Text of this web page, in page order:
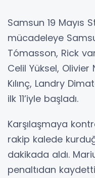
Samsun 19 Mayıs
mücadeleye
Tómasson, Rick
Celil Yüksel,
Kılınç, Landry
ilk 11’iyle başladı.
Karşılaşmaya
rakip kalede
dakikada aldı.
penaltıdan